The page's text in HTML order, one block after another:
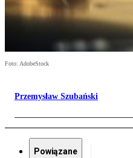
Foto: AdobeStock
Przemysław Szubański
Powiązane